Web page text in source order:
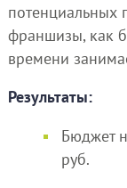
потенциальных
франшизы, как
времени
Результаты:
Бюджет
руб.